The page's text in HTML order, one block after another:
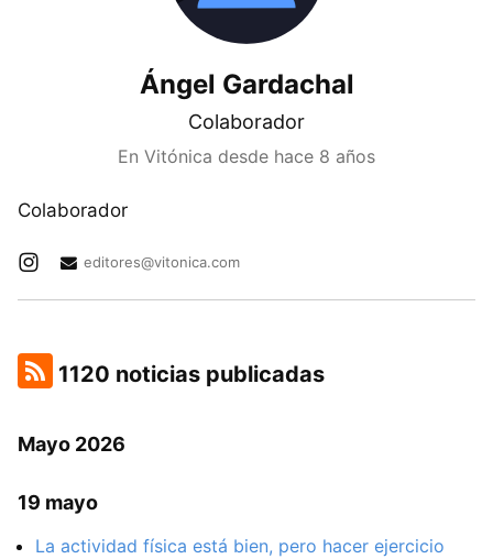
Ángel Gardachal
Colaborador
En Vitónica desde hace 8 años
Colaborador
editores@vitonica.com
1120 noticias publicadas
Mayo 2026
19 mayo
La actividad física está bien, pero hacer ejercicio